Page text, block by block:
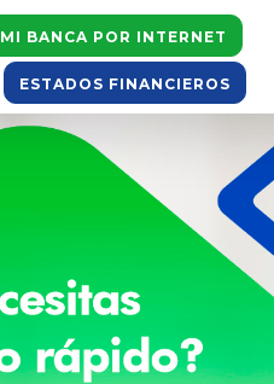
MI BANCA POR INTERNET
ESTADOS FINANCIEROS